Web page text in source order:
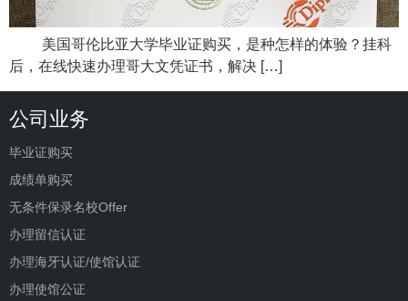
美国哥伦比亚大学毕业证购买，是种怎样的体验？挂科
后，在线快速办理哥大文凭证书，解决 […]
公司业务
毕业证购买
成绩单购买
无条件保录名校Offer
办理留信认证
办理海牙认证/使馆认证
办理使馆公证